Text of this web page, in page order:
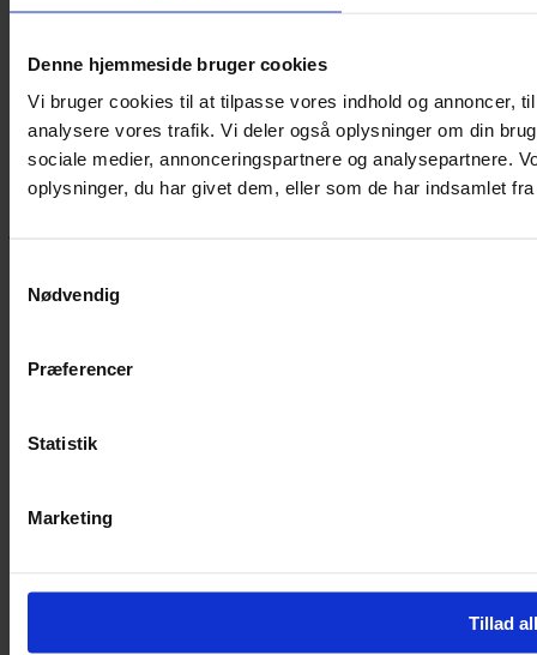
Denne hjemmeside bruger cookies
Vi bruger cookies til at tilpasse vores indhold og annoncer,
analysere vores trafik. Vi deler også oplysninger om din
sociale medier, annonceringspartnere og analysepartnere.
oplysninger, du har givet dem, eller som de har indsamlet
Nødvendig
Præferencer
Statistik
Marketing
Tillad
Yarn Every Wear
Hvis du bøvler med noget eller ønsker ny inspiration, så skriv til
60 51 96 50
Facebook-f Instagram
Cookiepolitik
Cookiepolitik